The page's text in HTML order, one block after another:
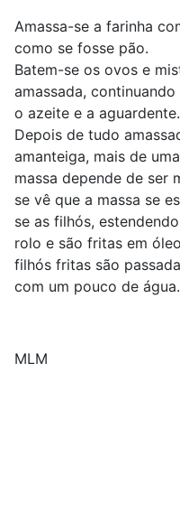
Amassa-se a farinha
como se fosse pão.
Batem-se os ovos e
amassada,
o azeite e a aguardente.
Depois de tudo
amanteiga, mais de
massa depende de ser
se vê que a massa se
se as filhós,
rolo e são fritas em
filhós fritas são
com um pouco de água.
MLM